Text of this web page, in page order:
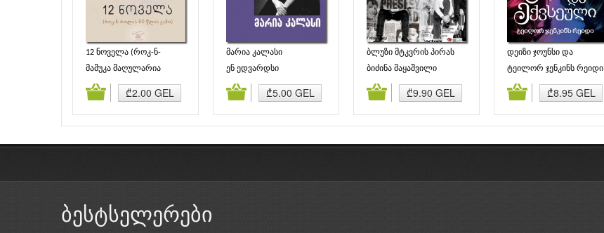
12 ნოველა (როკ-ნ-
როლის 60 წლის გამო)
მამუკა მაღულარია
₾2.00 GEL
მარია კალასი
ენ ედვარდსი
₾5.00 GEL
ბლუზი მტკვრის პირას
ბიძინა მაყაშვილი
₾9.90 GEL
დეიზი ჯოუნსი და
ექვსეული
ტეილორ ჯენკინს რეიდი
₾8.95 GEL
კალათაში დამატება კალათაში დამატება კალათაში დამატება კალათაში დამატება
ბესტსელერები